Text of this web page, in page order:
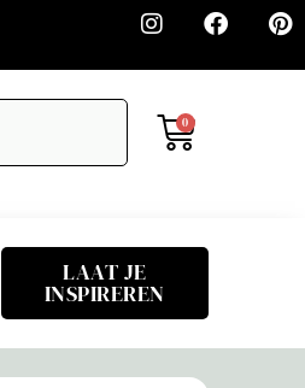
0
LAAT JE
INSPIREREN